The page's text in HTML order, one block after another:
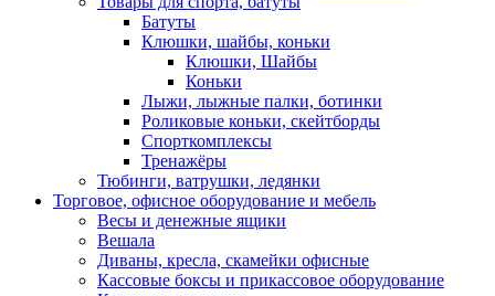
Батуты
Клюшки, шайбы, коньки
Клюшки, Шайбы
Коньки
Лыжи, лыжные палки, ботинки
Роликовые коньки, скейтборды
Спорткомплексы
Тренажёры
Тюбинги, ватрушки, ледянки
Торговое, офисное оборудование и мебель
Весы и денежные ящики
Вешала
Диваны, кресла, скамейки офисные
Кассовые боксы и прикассовое оборудование